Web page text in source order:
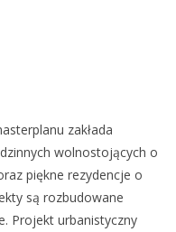
zakłada
wolnostojących o
piękne rezydencje o
są rozbudowane
Projekt urbanistyczny